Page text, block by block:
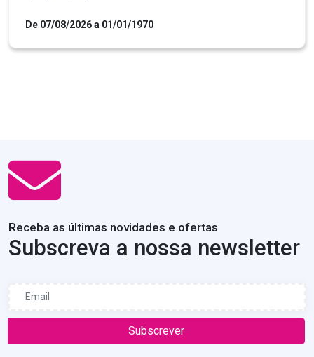
De 07/08/2026 a 01/01/1970
Receba as últimas novidades e ofertas
Subscreva a nossa newsletter
Subscrever